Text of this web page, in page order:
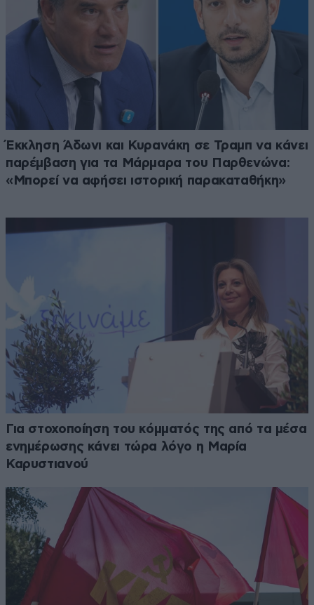
Έκκληση Άδωνι και Κυρανάκη σε Τραμπ να κάνει
παρέμβαση για τα Μάρμαρα του Παρθενώνα:
«Μπορεί να αφήσει ιστορική παρακαταθήκη»
Για στοχοποίηση του κόμματός της από τα μέσα
ενημέρωσης κάνει τώρα λόγο η Μαρία
Καρυστιανού